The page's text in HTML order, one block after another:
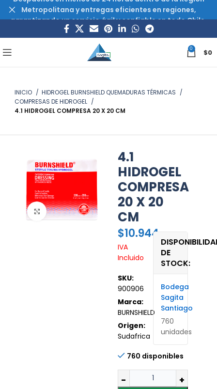
0 $0
INICIO
HIDROGEL BURNSHIELD QUEMADURAS TÉRMICAS
COMPRESAS DE HIDROGEL
4.1 HIDROGEL COMPRESA 20 X 20 CM
Haz clic para ampliar
4.1
HIDROGEL
COMPRESA
20 X 20
CM
$10.944
IVA
Incluido
SKU:
900906
Marca:
BURNSHIELD
Origen:
Sudafrica
DE
STOCK:
Bodega
Sagita
Santiago
760
unidades
760 disponibles
Metropolitana y entregas eficientes en regiones,
garantizando un servicio ágil y confiable en todo Chile.